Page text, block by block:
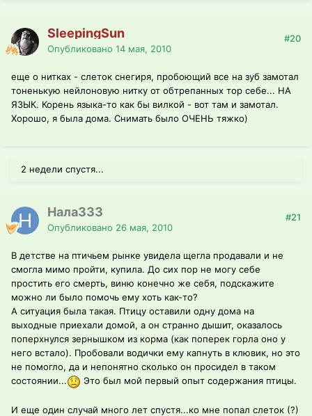
SleepingSun
Опубликовано 14 мая, 2010
#20
еще о нитках - слеток снегиря, пробоющий все на зуб замотал
тоненькую нейлоновую нитку от обтрепанных тор себе... НА
ЯЗЫК. Корень языка-то как бы вилкой - вот там и замотал.
Хорошо, я была дома. Снимать было ОЧЕНЬ тяжко)
2 недели спустя...
Нала333
Опубликовано 26 мая, 2010
#21
В детстве на птичьем рынке увидела щегла продавали и не
смогла мимо пройти, купила. До сих пор не могу себе
простить его смерть, виню конечно же себя, подскажите
можно ли было помочь ему хоть как-то?
А ситуация была такая. Птицу оставили одну дома на
выходные приехали домой, а он странно дышит, оказалось
поперхнулся зернышком из корма (как поперек горла оно у
него встало). Пробовали водички ему капнуть в клювик, но это
не помогло, да и непонятно сколько он просидел в таком
состоянии...
Это был мой первый опыт содержания птицы.
И еще один случай много лет спустя...ко мне попал слеток (?)